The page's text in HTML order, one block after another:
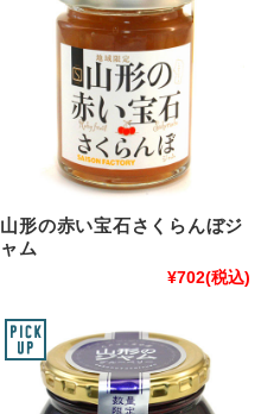
山形の赤い宝石さくらんぼジ
ャム
¥702(税込)